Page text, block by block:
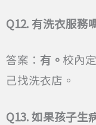
Q12.有洗衣服務
答案： 有。 校內
己找洗衣店。
Q13.如果孩子生